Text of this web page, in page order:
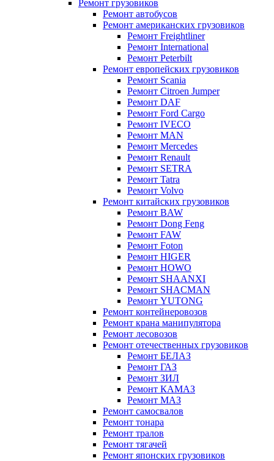
Ремонт грузовиков
Ремонт автобусов
Ремонт американских грузовиков
Ремонт Freightliner
Ремонт International
Ремонт Peterbilt
Ремонт европейских грузовиков
Ремонт Scania
Ремонт Citroen Jumper
Ремонт DAF
Ремонт Ford Cargo
Ремонт IVECO
Ремонт MAN
Ремонт Mercedes
Ремонт Renault
Ремонт SETRA
Ремонт Tatra
Ремонт Volvo
Ремонт китайских грузовиков
Ремонт BAW
Ремонт Dong Feng
Ремонт FAW
Ремонт Foton
Ремонт HIGER
Ремонт HOWO
Ремонт SHAANXI
Ремонт SHACMAN
Ремонт YUTONG
Ремонт контейнеровозов
Ремонт крана манипулятора
Ремонт лесовозов
Ремонт отечественных грузовиков
Ремонт БЕЛАЗ
Ремонт ГАЗ
Ремонт ЗИЛ
Ремонт КАМАЗ
Ремонт МАЗ
Ремонт самосвалов
Ремонт тонара
Ремонт тралов
Ремонт тягачей
Ремонт японских грузовиков